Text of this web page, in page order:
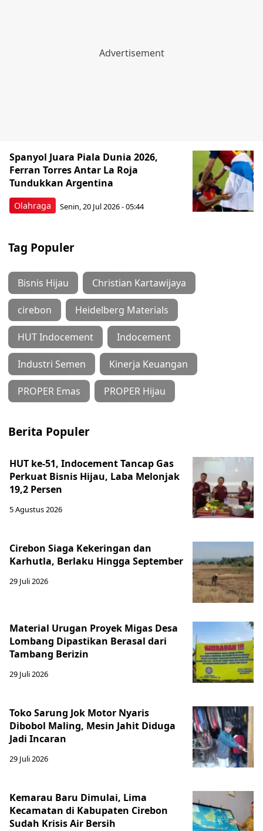
Olahraga
Spanyol Juara Piala Dunia 2026,
Ferran Torres Antar La Roja
Tundukkan Argentina
Senin, 20 Jul 2026 - 05:44
Tag Populer
Bisnis Hijau Christian Kartawijaya
cirebon Heidelberg Materials
HUT Indocement Indocement
Industri Semen Kinerja Keuangan
PROPER Emas PROPER Hijau
Berita Populer
HUT ke-51, Indocement Tancap Gas
Perkuat Bisnis Hijau, Laba Melonjak
19,2 Persen
5 Agustus 2026
Cirebon Siaga Kekeringan dan
Karhutla, Berlaku Hingga September
29 Juli 2026
Material Urugan Proyek Migas Desa
Lombang Dipastikan Berasal dari
Tambang Berizin
29 Juli 2026
Toko Sarung Jok Motor Nyaris
Dibobol Maling, Mesin Jahit Diduga
Jadi Incaran
29 Juli 2026
Kemarau Baru Dimulai, Lima
Kecamatan di Kabupaten Cirebon
Sudah Krisis Air Bersih